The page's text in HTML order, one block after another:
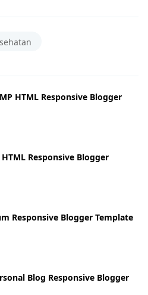
HTML Responsive Blogger
Responsive Blogger
Responsive Blogger Template
Blog Responsive Blogger